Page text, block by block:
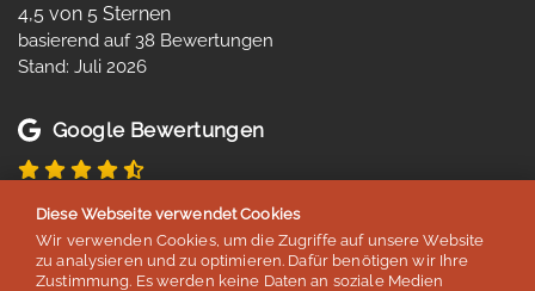
4,5 von 5 Sternen
basierend auf 38 Bewertungen
Stand: Juli 2026
Google Bewertungen
4,8 von 5 Sternen
basierend auf 254 Bewertungen
Stand: Juli 2026
Diese Webseite verwendet Cookies
Wir verwenden Cookies, um die Zugriffe auf unsere Website
zu analysieren und zu optimieren. Dafür benötigen wir Ihre
Zustimmung. Es werden keine Daten an soziale Medien